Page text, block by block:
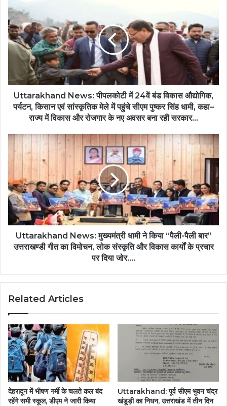
Uttarakhand News: पीपलकोटी में 24वें बंड विकास औद्योगिक,
पर्यटन, किसान एवं सांस्कृतिक मेले में पहुंचे सीएम पुष्कर सिंह धामी, कहा–
राज्य में विकास और रोजगार के नए अवसर बना रही सरकार…
Uttarakhand News: मुख्यमंत्री धामी ने किया “पैली-पैली बार”
उत्तराखण्डी गीत का विमोचन, लोक संस्कृति और विकास कार्यों के प्रचार
पर दिया जोर….
Related Articles
देहरादून में भीषण गर्मी के चलते कल बंद
रहेंगे सभी स्कूल, डीएम ने जारी किया
Uttarakhand: पूर्व सीएम भुवन चंद्र
खंडूड़ी का निधन, उत्तराखंड में तीन दिन